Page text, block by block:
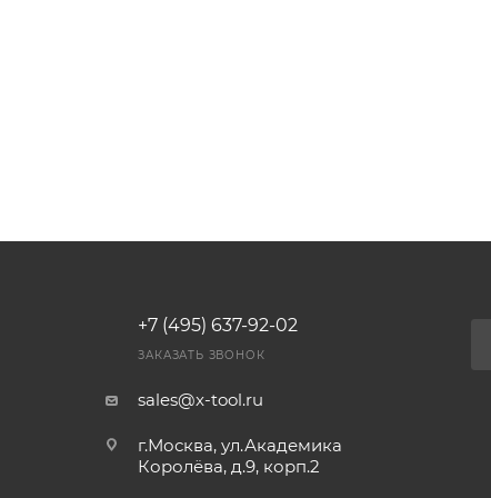
+7 (495) 637-92-02
ЗАКАЗАТЬ ЗВОНОК
sales@x-tool.ru
г.Москва, ул.Академика
Королёва, д.9, корп.2